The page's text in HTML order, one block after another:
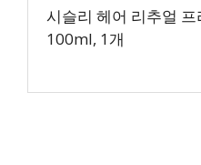
시슬리 헤어 리추얼
100ml, 1개